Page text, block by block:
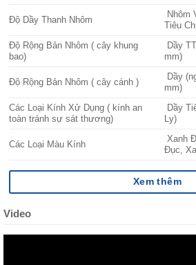
Độ Dầy Thanh Nhôm
Nhôm
Tiêu
Độ Rộng Bản Nhôm ( cây khung
bao)
Dầy
mm)
Độ Rộng Bản Nhôm ( cây cánh )
Dầy
mm)
Các Loại Kính Xử Dụng ( kính an
toàn tránh sự sát thương)
Dầy
Ly)
Các Loại Màu Kính
Xanh
Đục,
Xem thêm
Video